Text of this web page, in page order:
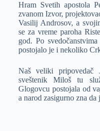
Hram Svetih apostola
zvanom Izvor,
Vasilij Androsov, a
se za vreme paroha
god. Po
postojalo je i nekoliko
Naš veliki pripovedač
sveštenik Miloš tu
Glogovcu postojala od
a narod zasigurno zna